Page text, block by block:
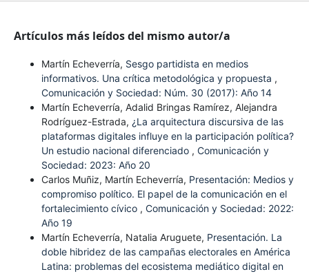
Artículos más leídos del mismo autor/a
Martín Echeverría, Sesgo partidista en medios
informativos. Una crítica metodológica y propuesta ,
Comunicación y Sociedad: Núm. 30 (2017): Año 14
Martín Echeverría, Adalid Bringas Ramírez, Alejandra
Rodríguez-Estrada, ¿La arquitectura discursiva de las
plataformas digitales influye en la participación política?
Un estudio nacional diferenciado , Comunicación y
Sociedad: 2023: Año 20
Carlos Muñiz, Martín Echeverría, Presentación: Medios y
compromiso político. El papel de la comunicación en el
fortalecimiento cívico , Comunicación y Sociedad: 2022:
Año 19
Martín Echeverría, Natalia Aruguete, Presentación. La
doble hibridez de las campañas electorales en América
Latina: problemas del ecosistema mediático digital en